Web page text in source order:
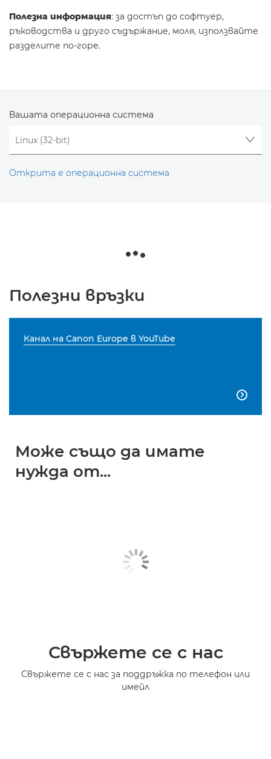
Полезна информация: за достъп до софтуер,
ръководства и друго съдържание, моля, използвайте
разделите по-горе.
Вашата операционна система
Открита е операционна система
Полезни връзки
Канал на Canon Europe в YouTube

Може също да имате
нужда от...
Свържете се с нас
Свържете се с нас за поддръжка по телефон или
имейл